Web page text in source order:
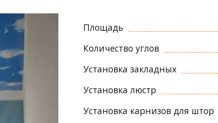
Площадь
Количество углов
Установка закладных
Установка люстр
Установка карнизов для штор